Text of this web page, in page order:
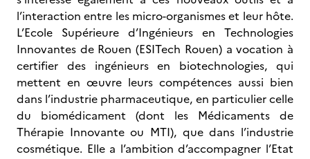
l’interaction entre les micro-organismes et leur hôte.
L’Ecole Supérieure d’Ingénieurs en Technologies
Innovantes de Rouen (ESITech Rouen) a vocation à
certifier des ingénieurs en biotechnologies, qui
mettent en œuvre leurs compétences aussi bien
dans l’industrie pharmaceutique, en particulier celle
du biomédicament (dont les Médicaments de
Thérapie Innovante ou MTI), que dans l’industrie
cosmétique. Elle a l’ambition d’accompagner l’Etat